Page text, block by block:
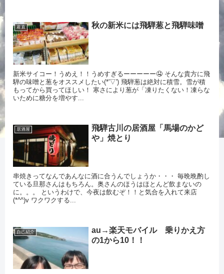
産直 秋の新米には飛騨葱と飛騨味噌
新米サイコー！うめえ！！うめすぎるーーーーー🤤 そんな貴方に飛
騨の味噌と葱をオススメしたい(*'▽') 飛騨葱は絶対に積雪。雪が積
もってから買ってほしい！ 寒さにより葱が「凍りたくない！凍らな
いために糖分を増やす...
居酒屋
飛騨古川の居酒屋「馬場のかど
や」焼とり
串焼きってなんであんなに酒に合うんでしょうか・・・ 毎晩晩酌し
ている旦那さんはもちろん。奥さんのほうはほとんど飲まないの
に。。。 というわけで、今夜は飲むぞ！！と気合を入れて来店
(*^^)v ワクワクする...
自己紹介
au→楽天モバイル 乗りかえ方
の1から10！！